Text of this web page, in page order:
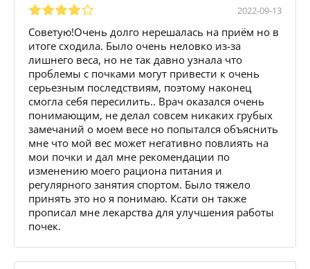
2022-09-13
Советую!Очень долго нерешалась на приём но в
итоге сходила. Было очень неловко из-за
лишнего веса, но не так давно узнала что
проблемы с почками могут привести к очень
серьезным последствиям, поэтому наконец
смогла себя пересилить.. Врач оказался очень
понимающим, не делал совсем никаких грубых
замечаний о моем весе но попытался объяснить
мне что мой вес может негативно повлиять на
мои почки и дал мне рекомендации по
изменению моего рациона питания и
регулярного занятия спортом. Было тяжело
принять это но я понимаю. Ксати он также
прописал мне лекарства для улучшения работы
почек.